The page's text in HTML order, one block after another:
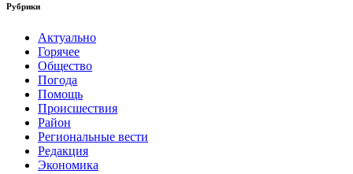
Рубрики
Актуально
Горячее
Общество
Погода
Помощь
Происшествия
Район
Региональные вести
Редакция
Экономика